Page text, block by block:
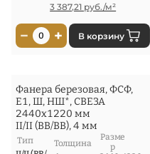
3 387,21 руб./м²
− 0 + В корзину
Фанера березовая, ФСФ,
Е1, Ш, НШ*, СВЕЗА
2440x1220 мм
II/II (ВВ/ВВ), 4 мм
Тип
Толщина
Разме
р